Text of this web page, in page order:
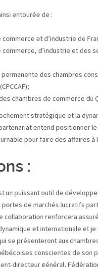
entourée de :
commerce et d’industrie de
commerce, d’industrie et des
permanente des chambres
chambres de commerce du
stratégique et la
entend positionner
pour faire des affaires à
:
un puissant outil de
de marchés lucratifs
collaboration renforcera
et internationale et
se présenteront aux
conscientes de son
directeur général,